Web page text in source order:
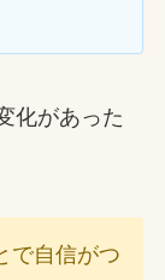
化があった
で自信がつ